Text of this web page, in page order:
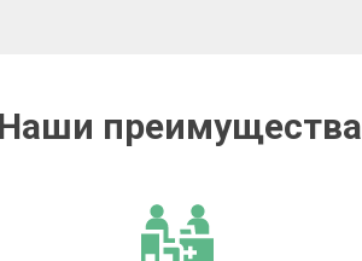
Наши преимущества